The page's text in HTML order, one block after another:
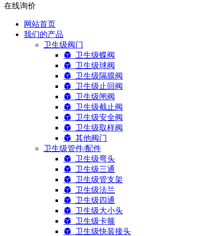
在线询价
网站首页
我们的产品
卫生级阀门
卫生级蝶阀
卫生级球阀
卫生级隔膜阀
卫生级止回阀
卫生级闸阀
卫生级截止阀
卫生级安全阀
卫生级取样阀
其他阀门
卫生级管件/配件
卫生级弯头
卫生级三通
卫生级管支架
卫生级法兰
卫生级四通
卫生级大小头
卫生级卡箍
卫生级快装接头